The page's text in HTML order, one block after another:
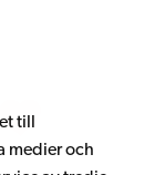
till
medier och